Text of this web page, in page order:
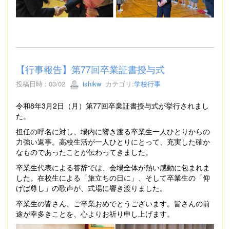
【行事報告】第77回卒業証書授与式
投稿日時 : 03/02 ishikw カテゴリ:学校行事
令和8年3月2日（月）第77回卒業証書授与式が挙行されまし
た。
担任の呼名に対し、場内に響き渡る卒業生一人ひとりからの
力強い返事。高校生活が一人ひとりにとって、充実した確か
なものであったことが伝わってきました。
卒業生代表による答辞では、会場全体が熱い感動に包まれま
した。在校生による「旅立ちの日に」、そして卒業生の「仰
げば尊し」の歌声が、式場に響き渡りました。
卒業生の皆さん、ご卒業おめでとうございます。皆さんの前
途が幸多きことを、心よりお祈り申し上げます。